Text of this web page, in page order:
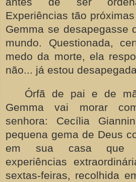
Experiências tão
Gemma se desapegasse
mundo. Questionada,
medo da morte, ela
não... já estou
Órfã de pai e de
Gemma vai morar
senhora: Cecília
pequena gema de Deus
em sua casa que
experiências
sextas-feiras, recolhida